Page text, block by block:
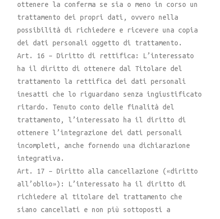
ottenere la conferma se sia o meno in corso un
trattamento dei propri dati, ovvero nella
possibilità di richiedere e ricevere una copia
dei dati personali oggetto di trattamento.
Art. 16 – Diritto di rettifica: L’interessato
ha il diritto di ottenere dal Titolare del
trattamento la rettifica dei dati personali
inesatti che lo riguardano senza ingiustificato
ritardo. Tenuto conto delle finalità del
trattamento, l’interessato ha il diritto di
ottenere l’integrazione dei dati personali
incompleti, anche fornendo una dichiarazione
integrativa.
Art. 17 – Diritto alla cancellazione («diritto
all’oblio»): L’interessato ha il diritto di
richiedere al titolare del trattamento che
siano cancellati e non più sottoposti a